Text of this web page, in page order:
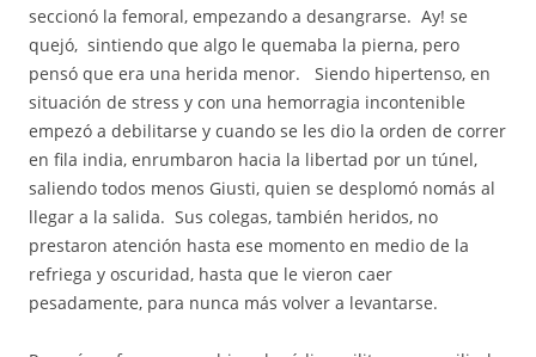
seccionó la femoral, empezando a desangrarse. Ay! se
quejó, sintiendo que algo le quemaba la pierna, pero
pensó que era una herida menor. Siendo hipertenso, en
situación de stress y con una hemorragia incontenible
empezó a debilitarse y cuando se les dio la orden de correr
en fila india, enrumbaron hacia la libertad por un túnel,
saliendo todos menos Giusti, quien se desplomó nomás al
llegar a la salida. Sus colegas, también heridos, no
prestaron atención hasta ese momento en medio de la
refriega y oscuridad, hasta que le vieron caer
pesadamente, para nunca más volver a levantarse.